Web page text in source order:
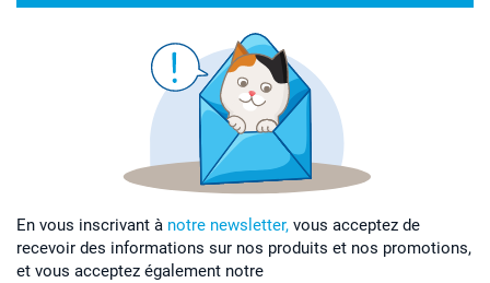
En vous inscrivant à notre newsletter, vous acceptez de
recevoir des informations sur nos produits et nos promotions,
et vous acceptez également notre